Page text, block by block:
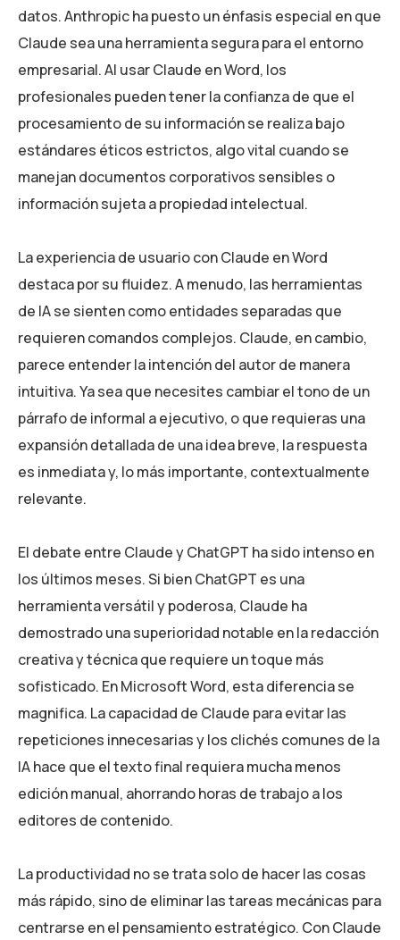
datos. Anthropic ha puesto un énfasis especial en que
Claude sea una herramienta segura para el entorno
empresarial. Al usar Claude en Word, los
profesionales pueden tener la confianza de que el
procesamiento de su información se realiza bajo
estándares éticos estrictos, algo vital cuando se
manejan documentos corporativos sensibles o
información sujeta a propiedad intelectual.
La experiencia de usuario con Claude en Word
destaca por su fluidez. A menudo, las herramientas
de IA se sienten como entidades separadas que
requieren comandos complejos. Claude, en cambio,
parece entender la intención del autor de manera
intuitiva. Ya sea que necesites cambiar el tono de un
párrafo de informal a ejecutivo, o que requieras una
expansión detallada de una idea breve, la respuesta
es inmediata y, lo más importante, contextualmente
relevante.
El debate entre Claude y ChatGPT ha sido intenso en
los últimos meses. Si bien ChatGPT es una
herramienta versátil y poderosa, Claude ha
demostrado una superioridad notable en la redacción
creativa y técnica que requiere un toque más
sofisticado. En Microsoft Word, esta diferencia se
magnifica. La capacidad de Claude para evitar las
repeticiones innecesarias y los clichés comunes de la
IA hace que el texto final requiera mucha menos
edición manual, ahorrando horas de trabajo a los
editores de contenido.
La productividad no se trata solo de hacer las cosas
más rápido, sino de eliminar las tareas mecánicas para
centrarse en el pensamiento estratégico. Con Claude